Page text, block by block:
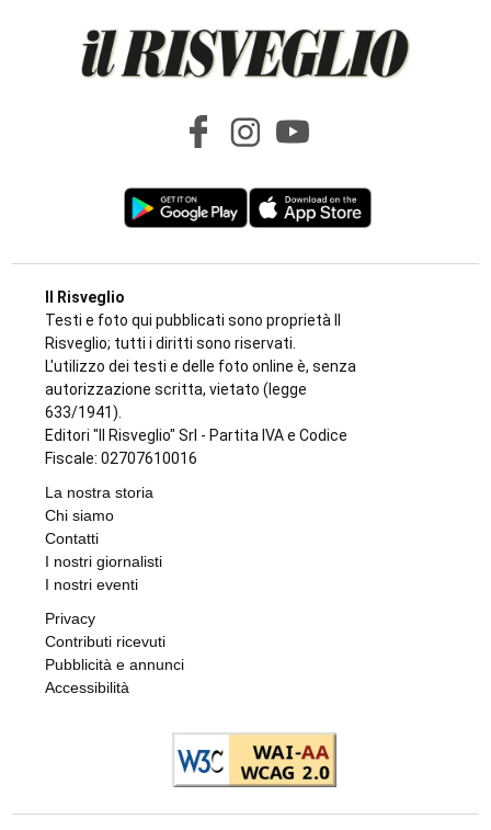
Il Risveglio
Testi e foto qui pubblicati sono proprietà Il
Risveglio; tutti i diritti sono riservati.
L'utilizzo dei testi e delle foto online è, senza
autorizzazione scritta, vietato (legge
633/1941).
Editori "Il Risveglio" Srl - Partita IVA e Codice
Fiscale: 02707610016
La nostra storia
Chi siamo
Contatti
I nostri giornalisti
I nostri eventi
Privacy
Contributi ricevuti
Pubblicità e annunci
Accessibilità